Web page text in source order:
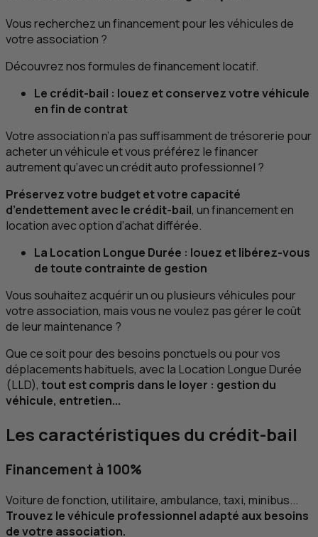
Vous recherchez un financement pour les véhicules de
votre association ?
Découvrez nos formules de financement locatif.
Le crédit-bail : louez et conservez votre véhicule
en fin de contrat
Votre association n’a pas suffisamment de trésorerie pour
acheter un véhicule et vous préférez le financer
autrement qu’avec un crédit auto professionnel ?
Préservez votre budget et votre capacité
d’endettement avec le crédit-bail, un financement en
location avec option d’achat différée.
La Location Longue Durée : louez et libérez-vous
de toute contrainte de gestion
Vous souhaitez acquérir un ou plusieurs véhicules pour
votre association, mais vous ne voulez pas gérer le coût
de leur maintenance ?
Que ce soit pour des besoins ponctuels ou pour vos
déplacements habituels, avec la Location Longue Durée
(LLD), tout est compris dans le loyer : gestion du
véhicule, entretien...
Les caractéristiques du crédit-bail
Financement à 100%
Voiture de fonction, utilitaire, ambulance, taxi, minibus...
Trouvez le véhicule professionnel adapté aux besoins
de votre association.